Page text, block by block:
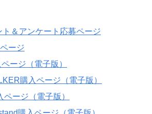
＆アンケート応募ページ
ージ
ージ（電子版）
購入ページ（電子版）
ージ（電子版）